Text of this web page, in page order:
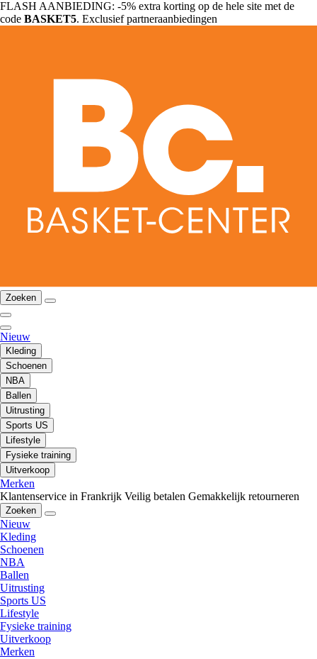
FLASH AANBIEDING: -5% extra korting op de hele site met de
code BASKET5. Exclusief partneraanbiedingen
Zoeken
Nieuw
Kleding
Schoenen
NBA
Ballen
Uitrusting
Sports US
Lifestyle
Fysieke training
Uitverkoop
Merken
Klantenservice in Frankrijk Veilig betalen Gemakkelijk retourneren
Zoeken
Nieuw
Kleding
Schoenen
NBA
Ballen
Uitrusting
Sports US
Lifestyle
Fysieke training
Uitverkoop
Merken